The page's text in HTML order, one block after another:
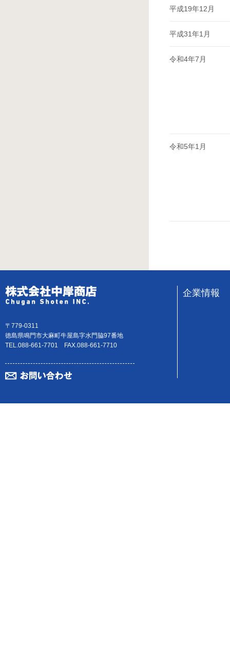
平成19年12月
平成31年1月
令和4年7月
令和5年1月
〒779-0311
徳島県鳴門市大麻町牛屋島字水門脇97番地
TEL.088-661-7701 FAX.088-661-7710
企業情報